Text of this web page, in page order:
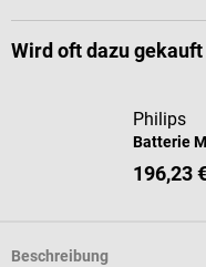
Wird oft dazu gekauft
Philips
Batterie
196,23
Beschreibung